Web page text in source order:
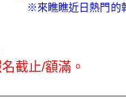
※來瞧瞧近日熱門的
截止/額滿。